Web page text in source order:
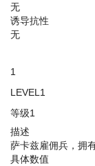
无
诱导抗性
无
1
LEVEL1
等级1
描述
萨卡兹雇佣兵，拥
具体数值